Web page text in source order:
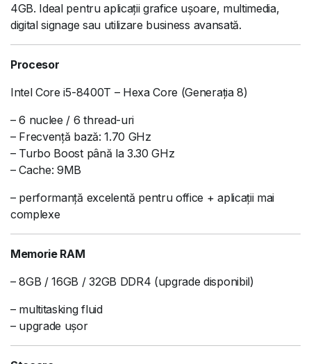
4GB. Ideal pentru aplicații grafice ușoare, multimedia,
digital signage sau utilizare business avansată.
Procesor
Intel Core i5-8400T – Hexa Core (Generația 8)
– 6 nuclee / 6 thread-uri
– Frecvență bază: 1.70 GHz
– Turbo Boost până la 3.30 GHz
– Cache: 9MB
– performanță excelentă pentru office + aplicații mai
complexe
Memorie RAM
– 8GB / 16GB / 32GB DDR4 (upgrade disponibil)
– multitasking fluid
– upgrade ușor